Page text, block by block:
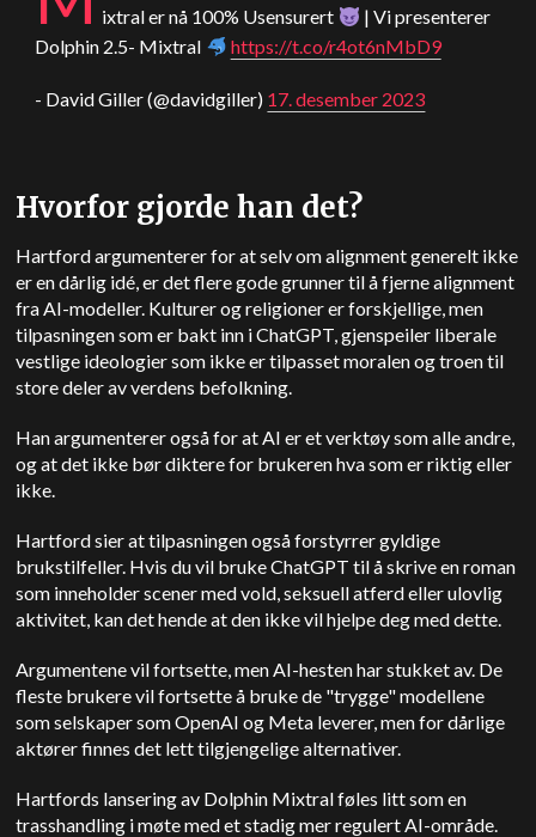
ixtral er nå 100% Usensurert
| Vi presenterer
Dolphin 2.5- Mixtral
https://t.co/r4ot6nMbD9
- David Giller (@davidgiller) 17. desember 2023
Hvorfor gjorde han det?
Hartford argumenterer for at selv om alignment generelt ikke
er en dårlig idé, er det flere gode grunner til å fjerne alignment
fra AI-modeller. Kulturer og religioner er forskjellige, men
tilpasningen som er bakt inn i ChatGPT, gjenspeiler liberale
vestlige ideologier som ikke er tilpasset moralen og troen til
store deler av verdens befolkning.
Han argumenterer også for at AI er et verktøy som alle andre,
og at det ikke bør diktere for brukeren hva som er riktig eller
ikke.
Hartford sier at tilpasningen også forstyrrer gyldige
brukstilfeller. Hvis du vil bruke ChatGPT til å skrive en roman
som inneholder scener med vold, seksuell atferd eller ulovlig
aktivitet, kan det hende at den ikke vil hjelpe deg med dette.
Argumentene vil fortsette, men AI-hesten har stukket av. De
fleste brukere vil fortsette å bruke de "trygge" modellene
som selskaper som OpenAI og Meta leverer, men for dårlige
aktører finnes det lett tilgjengelige alternativer.
Hartfords lansering av Dolphin Mixtral føles litt som en
trasshandling i møte med et stadig mer regulert AI-område.